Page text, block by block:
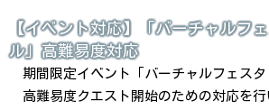
【イベント対応】「バーチャルフ
ル」高難易度対応
期間限定イベント「バーチャルフェス
高難易度クエスト開始のための対応を行